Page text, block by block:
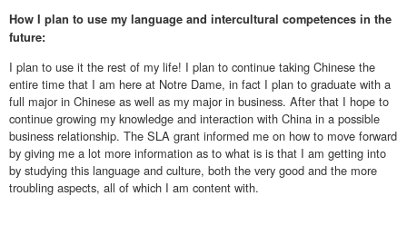
How I plan to use my language and intercultural competences in the
future:
I plan to use it the rest of my life! I plan to continue taking Chinese the
entire time that I am here at Notre Dame, in fact I plan to graduate with a
full major in Chinese as well as my major in business. After that I hope to
continue growing my knowledge and interaction with China in a possible
business relationship. The SLA grant informed me on how to move forward
by giving me a lot more information as to what is is that I am getting into
by studying this language and culture, both the very good and the more
troubling aspects, all of which I am content with.